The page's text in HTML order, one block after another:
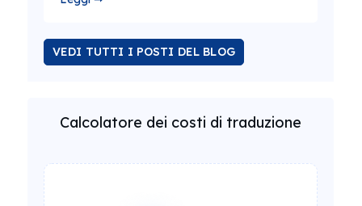
VEDI TUTTI I POSTI DEL BLOG
Calcolatore dei costi di traduzione